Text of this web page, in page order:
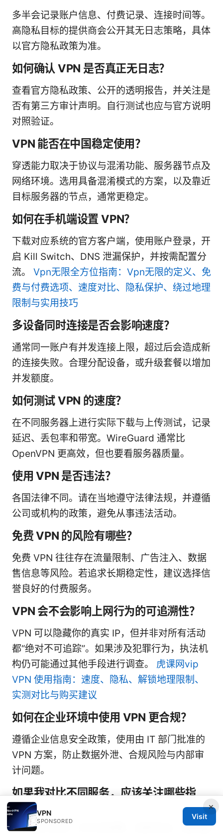
多半会记录账户信息、付费记录、连接时间等。
高隐私目标的提供商会公开其无日志策略，具体
以官方隐私政策为准。
如何确认 VPN 是否真正无日志？
查看官方隐私政策、公开的透明报告，并关注是
否有第三方审计声明。自行测试也应与官方说明
对照验证。
VPN 能否在中国稳定使用？
穿透能力取决于协议与混淆功能、服务器节点及
网络环境。选用具备混淆模式的方案，以及靠近
目标服务器的节点，通常更稳定。
如何在手机端设置 VPN？
下载对应系统的官方客户端，使用账户登录，开
启 Kill Switch、DNS 泄漏保护，并按需配置分
流。 Vpn无限全方位指南：Vpn无限的定义、免
费与付费选项、速度对比、隐私保护、绕过地理
限制与实用技巧
多设备同时连接是否会影响速度？
通常同一账户有并发连接上限，超过后会造成新
的连接失败。合理分配设备，或升级套餐以增加
并发额度。
如何测试 VPN 的速度？
在不同服务器上进行实际下载与上传测试，记录
延迟、丢包率和带宽。WireGuard 通常比
OpenVPN 更高效，但也要看服务器质量。
使用 VPN 是否违法？
各国法律不同。请在当地遵守法律法规，并遵循
公司或机构的政策，避免从事违法活动。
免费 VPN 的风险有哪些？
免费 VPN 往往存在流量限制、广告注入、数据
售信息等风险。若追求长期稳定性，建议选择信
誉良好的付费服务。
VPN 会不会影响上网行为的可追溯性？
VPN 可以隐藏你的真实 IP，但并非对所有活动
都“绝对不可追踪”。如果涉及犯罪行为，执法机
构仍可能通过其他手段进行调查。 虎课网vip
VPN 使用指南：速度、隐私、解锁地理限制、
实测对比与购买建议
如何在企业环境中使用 VPN 更合规？
遵循企业信息安全政策，使用由 IT 部门批准的
VPN 方案，防止数据外泄、合规风险与内部审
计问题。
如果我对比不同服务，应该关注哪些指
标？
对比要点包括：无日志政策、加密协议、服务器
×
VPN
SPONSORED
Visit